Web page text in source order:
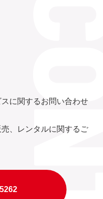
に関するお問い合わせ
、レンタルに関するご